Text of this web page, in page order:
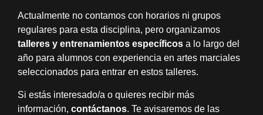
Actualmente no contamos con horarios ni grupos
regulares para esta disciplina, pero organizamos
talleres y entrenamientos específicos a lo largo del
año para alumnos con experiencia en artes marciales
seleccionados para entrar en estos talleres.
Si estás interesado/a o quieres recibir más
información, contáctanos. Te avisaremos de las